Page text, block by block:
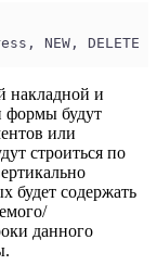
NEW, DELETE
накладной и
формы будут
или
строиться по
будет содержать
данного